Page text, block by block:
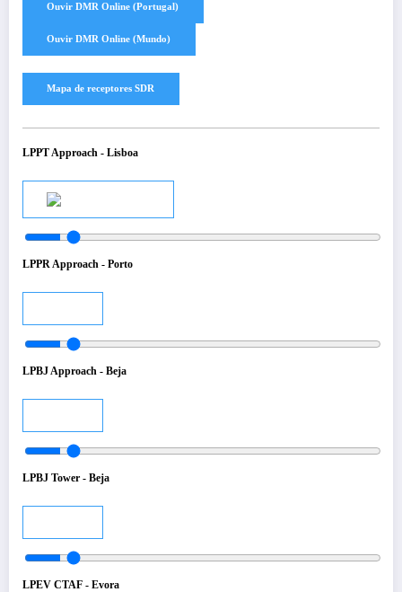
LPPT Approach - Lisboa
LPPR Approach - Porto
LPBJ Approach - Beja
LPBJ Tower - Beja
LPEV CTAF - Evora